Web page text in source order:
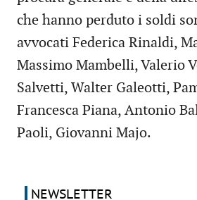
che hanno perduto i soldi
avvocati Federica Rinaldi,
Massimo Mambelli, Valerio
Salvetti, Walter Galeotti,
Francesca Piana, Antonio
Paoli, Giovanni Majo.
NEWSLETTER